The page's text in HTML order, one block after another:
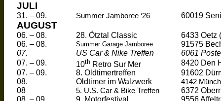
JULI
31. – 09. Summer Jamboree ‘26 60019
AUGUST
06. – 08. 28.Ötztal Classic 6433Oetz
06. – 08.
Summer Garage Jamboree 91575
07.
US Car & Nike Treffen 6061
07. – 09.
10th Retro Sur Mer
8420 Den
07. – 09.
8.Oldtimertreffen 91602
08.
Oldtimer im Walzwerk 4142
08 5. U.S. Car & Bike Treffen
6372